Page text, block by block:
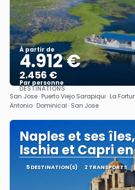
À partir de
4.912 €
2.456 €
Par personne
Afficher
DESTINATIONS
San Jose · Puerto Viejo Sarapiqui · La
Antonio · Dominical · San Jose
Naples et ses
Ischia et Capri
5 DESTINATION(S) 2 TRANSPORTS